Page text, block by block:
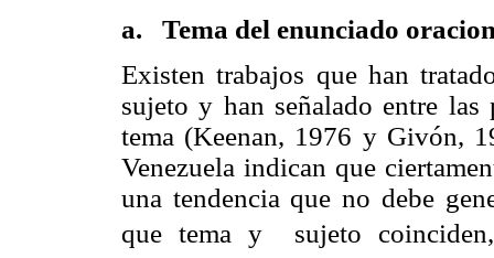
a. Tema del enunciado
Existen trabajos que han
sujeto y han señalado entre
tema (Keenan, 1976 y Givón,
Venezuela indican que
una tendencia que no debe
que tema y sujeto